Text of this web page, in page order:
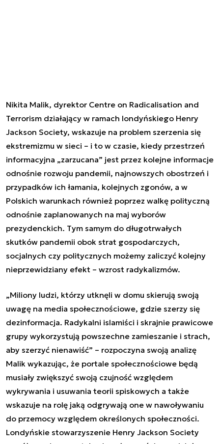
Nikita Malik, dyrektor Centre on Radicalisation and
Terrorism działający w ramach londyńskiego Henry
Jackson Society, wskazuje na problem szerzenia się
ekstremizmu w sieci – i to w czasie, kiedy przestrzeń
informacyjna „zarzucana” jest przez kolejne informacje
odnośnie rozwoju pandemii, najnowszych obostrzeń i
przypadków ich łamania, kolejnych zgonów, a w
Polskich warunkach również poprzez walkę polityczną
odnośnie zaplanowanych na maj wyborów
prezydenckich. Tym samym do długotrwałych
skutków pandemii obok strat gospodarczych,
socjalnych czy politycznych możemy zaliczyć kolejny
nieprzewidziany efekt – wzrost radykalizmów.
„Miliony ludzi, którzy utknęli w domu skierują swoją
uwagę na media społecznościowe, gdzie szerzy się
dezinformacja. Radykalni islamiści i skrajnie prawicowe
grupy wykorzystują powszechne zamieszanie i strach,
aby szerzyć nienawiść” – rozpoczyna swoją analizę
Malik wykazując, że portale społecznościowe będą
musiały zwiększyć swoją czujność względem
wykrywania i usuwania teorii spiskowych a także
wskazuje na rolę jaką odgrywają one w nawoływaniu
do przemocy względem określonych społeczności.
Londyńskie stowarzyszenie Henry Jackson Society